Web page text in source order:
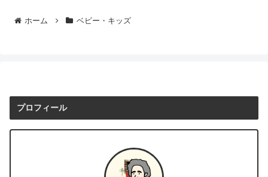
ホーム ベビー・キッズ
プロフィール